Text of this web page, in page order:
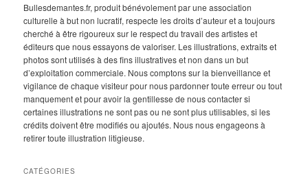
Bullesdemantes.fr, produit bénévolement par une association
culturelle à but non lucratif, respecte les droits d’auteur et a toujours
cherché à être rigoureux sur le respect du travail des artistes et
éditeurs que nous essayons de valoriser. Les illustrations, extraits et
photos sont utilisés à des fins illustratives et non dans un but
d’exploitation commerciale. Nous comptons sur la bienveillance et
vigilance de chaque visiteur pour nous pardonner toute erreur ou tout
manquement et pour avoir la gentillesse de nous contacter si
certaines illustrations ne sont pas ou ne sont plus utilisables, si les
crédits doivent être modifiés ou ajoutés. Nous nous engageons à
retirer toute illustration litigieuse.
CATÉGORIES